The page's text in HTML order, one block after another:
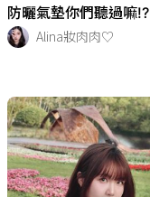
防曬氣墊你們聽過嘛!?
Alina妝肉肉♡